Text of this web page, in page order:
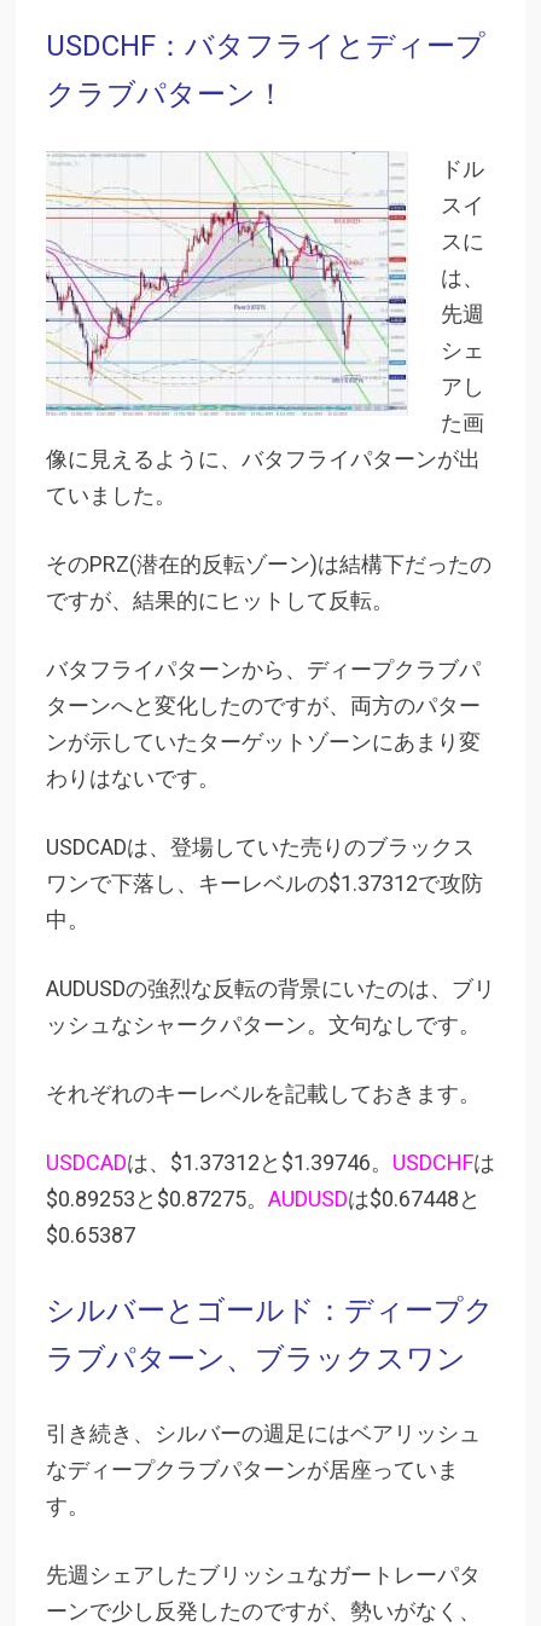
USDCHF：バタフライとディープ
クラブパターン！
ドル
スイ
スに
は、
先週
シェ
アし
た画
像に見えるように、バタフライパターンが出
ていました。
そのPRZ(潜在的反転ゾーン)は結構下だったの
ですが、結果的にヒットして反転。
バタフライパターンから、ディープクラブパ
ターンへと変化したのですが、両方のパター
ンが示していたターゲットゾーンにあまり変
わりはないです。
USDCADは、登場していた売りのブラックス
ワンで下落し、キーレベルの$1.37312で攻防
中。
AUDUSDの強烈な反転の背景にいたのは、ブリ
ッシュなシャークパターン。文句なしです。
それぞれのキーレベルを記載しておきます。
USDCADは、$1.37312と$1.39746。 USDCHFは
$0.89253と$0.87275。 AUDUSDは$0.67448と
$0.65387
シルバーとゴールド：ディープク
ラブパターン、ブラックスワン
引き続き、シルバーの週足にはベアリッシュ
なディープクラブパターンが居座っていま
す。
先週シェアしたブリッシュなガートレーパタ
ーンで少し反発したのですが、勢いがなく、